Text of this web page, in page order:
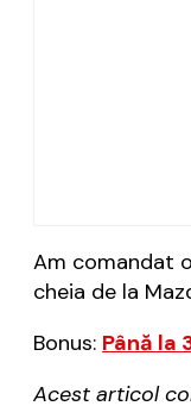
Am comandat
cheia de la
Bonus: Până la
Acest articol